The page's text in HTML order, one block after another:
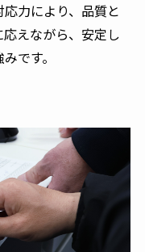
力により、品質と
えながら、安定し
です。